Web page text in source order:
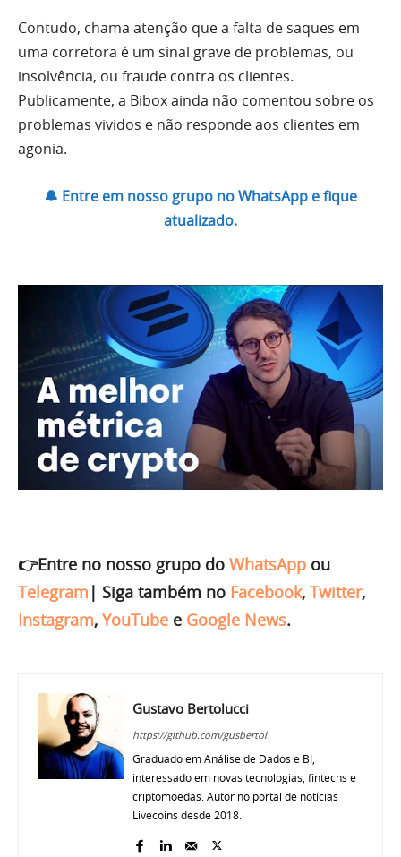
Contudo, chama atenção que a falta de saques em
uma corretora é um sinal grave de problemas, ou
insolvência, ou fraude contra os clientes.
Publicamente, a Bibox ainda não comentou sobre os
problemas vividos e não responde aos clientes em
agonia.
🔔 Entre em nosso grupo no WhatsApp e fique
atualizado.
👉Entre no nosso grupo do WhatsApp ou
Telegram | Siga também no Facebook, Twitter,
Instagram, YouTube e Google News.
Gustavo Bertolucci
https://github.com/gusbertol
Graduado em Análise de Dados e BI,
interessado em novas tecnologias, fintechs e
criptomoedas. Autor no portal de notícias
Livecoins desde 2018.